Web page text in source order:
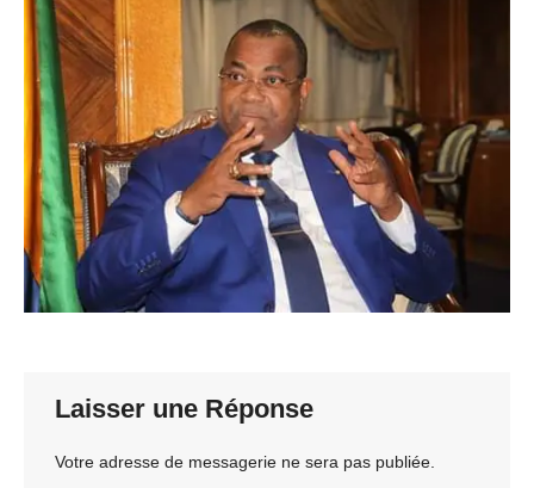
Laisser une Réponse
Votre adresse de messagerie ne sera pas publiée.